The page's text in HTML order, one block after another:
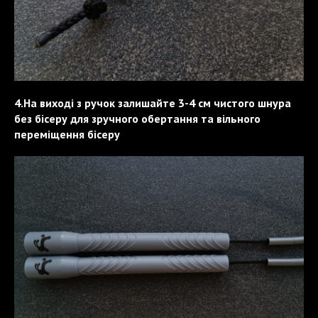
4.На виході з ручок залишайте 3-4 см чистого шнура
без бісеру для зручного обертання та вільного
переміщення бісеру